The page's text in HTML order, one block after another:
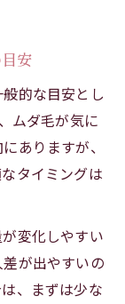
安
的な目安とし
ムダ毛が気に
ありますが、
タイミングは
変化しやすい
が出やすいの
、まずは少な